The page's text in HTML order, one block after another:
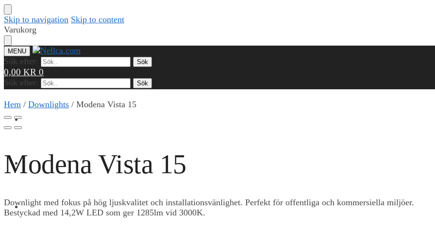
Skip to navigation Skip to content
Varukorg
MENU
Sök efter: Sök
0,00 KR 0
Sök efter: Sök
REFERENSER
KUNSKAP & VERKTYG
Hem / Downlights / Modena Vista 15
Modena Vista 15
Downlight med fokus på hög ljuskvalitet och installationsvänlighet. Perfekt för offentliga och kommersiella miljöer.
Bestyckad med 14,2W LED som ger 1285lm vid 3000K.